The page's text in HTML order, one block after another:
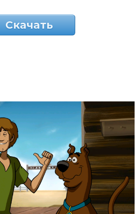
Скачать